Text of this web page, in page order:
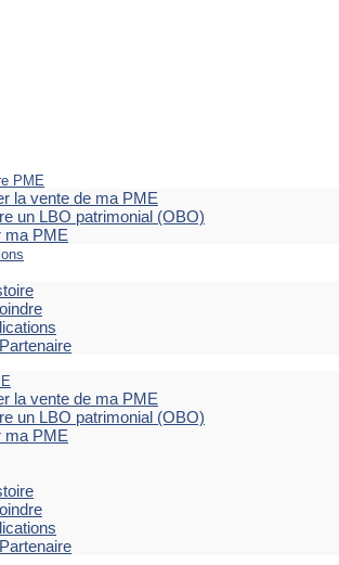
PME
la vente de ma PME
un LBO patrimonial (OBO)
ma PME
la vente de ma PME
un LBO patrimonial (OBO)
ma PME